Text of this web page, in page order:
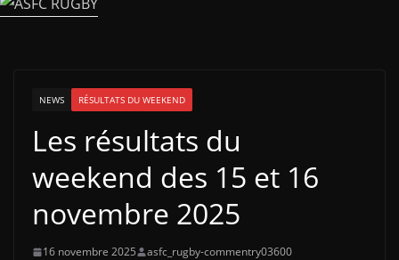
NEWS RÉSULTATS DU WEEKEND
Les résultats du
weekend des 15 et 16
novembre 2025
16 novembre 2025 asfc_rugby-commentry03600